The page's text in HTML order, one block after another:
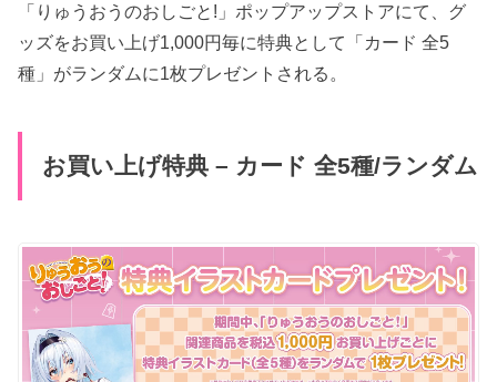
「りゅうおうのおしごと!」ポップアップストアにて、グ
ッズをお買い上げ1,000円毎に特典として「カード 全5
種」がランダムに1枚プレゼントされる。
お買い上げ特典 – カード 全5種/ランダム